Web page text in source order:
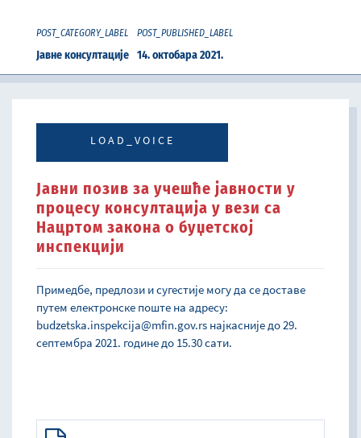
POST_CATEGORY_LABEL
Јавне консултације
POST_PUBLISHED_LABEL
14. октобара 2021.
LOAD_VOICE
Јавни позив за учешће јавности у
процесу консултација у вези са
Нацртом закона о буџетској
инспекцији
Примедбе, предлози и сугестије могу да се доставе
путем електронске поште на адресу:
budzetska.inspekcija@mfin.gov.rs најкасније до 29.
септембра 2021. године до 15.30 сати.